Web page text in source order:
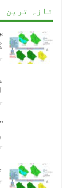
تازہ ترین